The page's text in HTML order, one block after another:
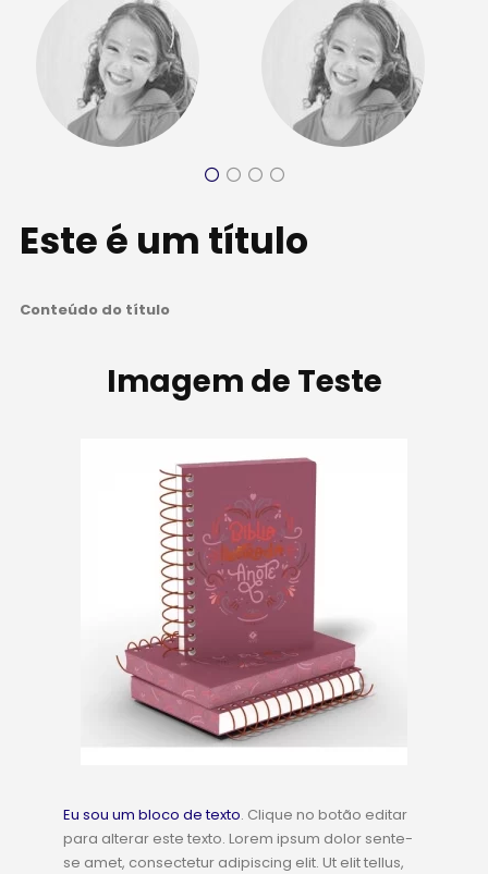
Este é um título
Conteúdo do título
Imagem de Teste
Eu sou um bloco de texto. Clique no botão editar
para alterar este texto. Lorem ipsum dolor sente-
se amet, consectetur adipiscing elit. Ut elit tellus,